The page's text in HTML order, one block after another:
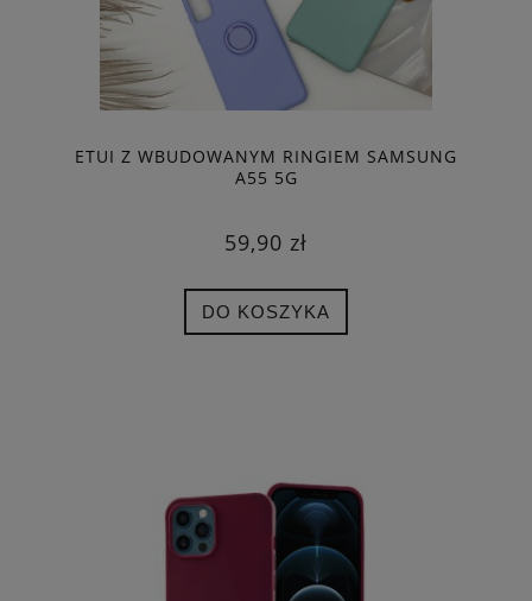
ETUI Z WBUDOWANYM RINGIEM SAMSUNG
A55 5G
59,90 zł
DO KOSZYKA